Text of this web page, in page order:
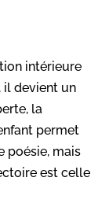
intérieure
il devient un
la
permet
poésie, mais
est celle